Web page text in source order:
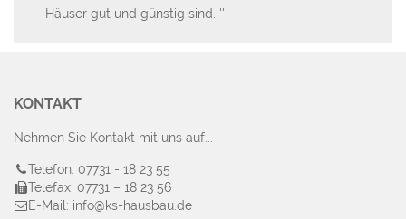
Häuser gut und günstig sind.
KONTAKT
Nehmen Sie Kontakt mit uns auf...
Telefon: 07731 - 18 23 55
Telefax: 07731 – 18 23 56
E-Mail: info@ks-hausbau.de